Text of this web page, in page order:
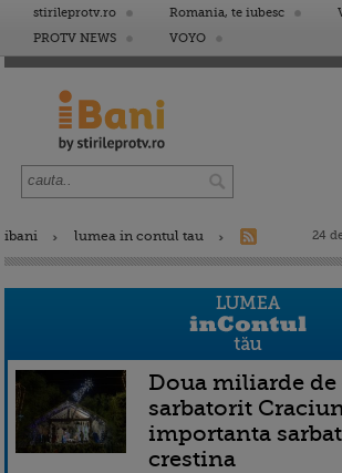
stirileprotv.ro Romania, te iubesc
PROTV NEWS
VOYO
ibani lumea in contul tau
24
Doua miliarde
sarbatorit
importanta
crestina